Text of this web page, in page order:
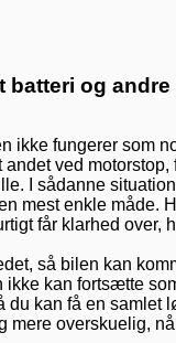
og
ikke fungerer som
ved motorstop,
I sådanne
mest enkle måde.
får klarhed over,
så bilen kan
kan fortsætte
du kan få en
overskuelig,